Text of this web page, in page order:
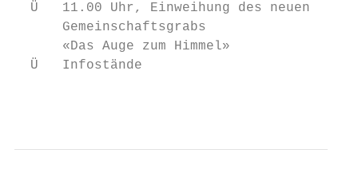
Ü   11.00 Uhr, Einweihung des neuen
Gemeinschaftsgrabs
«Das Auge zum Himmel»
Ü   Infostände                         Ü